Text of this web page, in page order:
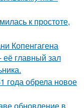
к простоте,
Копенгагена
её главный зал
года обрела новое
обновление в